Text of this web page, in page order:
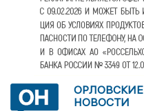
ОРЛОВСКИЕ
НОВОСТИ